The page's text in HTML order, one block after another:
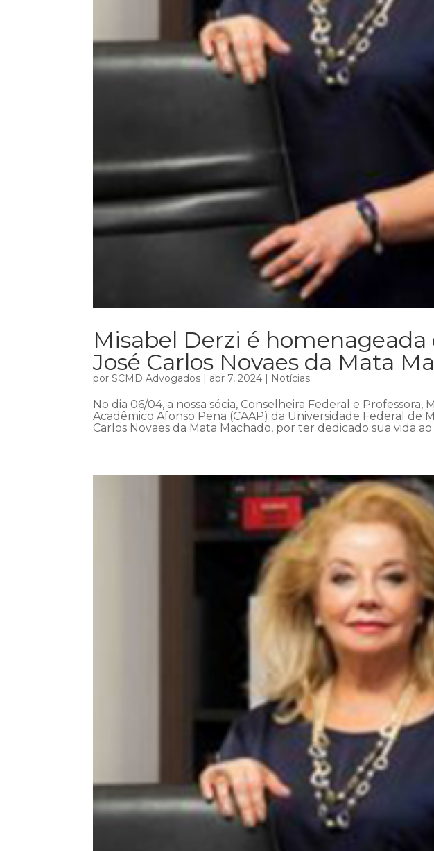
Misabel Derzi é
José Carlos Novaes da Mata
porSCMD Advogados | abr 7, 2024 | Notícias
No dia 06/04, a nossa sócia, Conselheira Federal e
Acadêmico Afonso Pena (CAAP) da Universidade Federal de
Carlos Novaes da Mata Machado, por ter dedicado sua vida ao